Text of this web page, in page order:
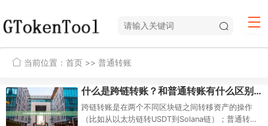
当前位置： 首页 >> 普通转账
什么是跨链转账？和普通转账有什么区别？
跨链转账是在两个不同区块链之间转移资产的操作
（比如从以太坊链转USDT到Solana链）；普通转账